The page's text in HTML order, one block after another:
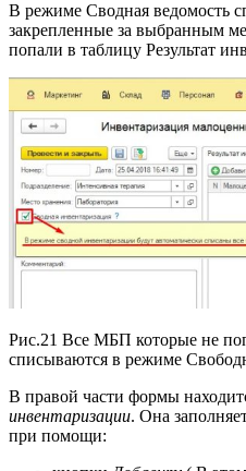
В режиме Сводная ведомость
закрепленные за выбранным
попали в таблицу Результат
Рис.21 Все МБП которые не
списываются в режиме
В правой части формы
инвентаризации. Она
при помощи: